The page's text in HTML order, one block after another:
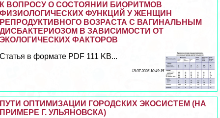
К ВОПРОСУ О СОСТОЯНИИ БИОРИТМОВ
ФИЗИОЛОГИЧЕСКИХ ФУНКЦИЙ У ЖЕНЩИН
РЕПРОДУКТИВНОГО ВОЗРАСТА С ВАГИНАЛЬНЫМ
ДИСБАКТЕРИОЗОМ В ЗАВИСИМОСТИ ОТ
ЭКОЛОГИЧЕСКИХ ФАКТОРОВ
Статья в формате PDF 111 KB...
18 07 2026 10:49:15
ПУТИ ОПТИМИЗАЦИИ ГОРОДСКИХ ЭКОСИСТЕМ (НА
ПРИМЕРЕ Г. УЛЬЯНОВСКА)